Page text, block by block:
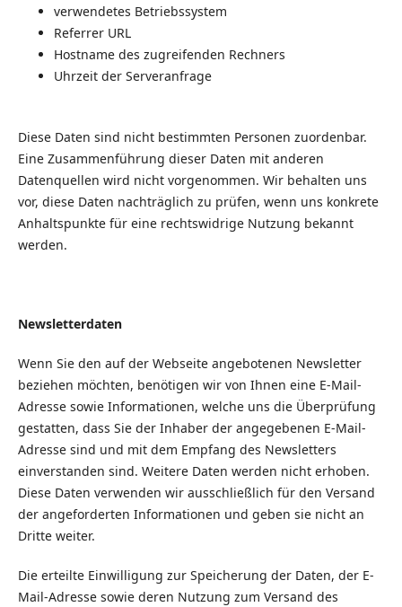
verwendetes Betriebssystem
Referrer URL
Hostname des zugreifenden Rechners
Uhrzeit der Serveranfrage
Diese Daten sind nicht bestimmten Personen zuordenbar.
Eine Zusammenführung dieser Daten mit anderen
Datenquellen wird nicht vorgenommen. Wir behalten uns
vor, diese Daten nachträglich zu prüfen, wenn uns konkrete
Anhaltspunkte für eine rechtswidrige Nutzung bekannt
werden.
Newsletterdaten
Wenn Sie den auf der Webseite angebotenen Newsletter
beziehen möchten, benötigen wir von Ihnen eine E-Mail-
Adresse sowie Informationen, welche uns die Überprüfung
gestatten, dass Sie der Inhaber der angegebenen E-Mail-
Adresse sind und mit dem Empfang des Newsletters
einverstanden sind. Weitere Daten werden nicht erhoben.
Diese Daten verwenden wir ausschließlich für den Versand
der angeforderten Informationen und geben sie nicht an
Dritte weiter.
Die erteilte Einwilligung zur Speicherung der Daten, der E-
Mail-Adresse sowie deren Nutzung zum Versand des